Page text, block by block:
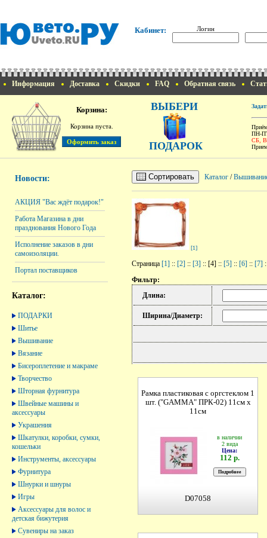
Кабинет: Логин
Информация Доставка Скидки FAQ Обратная связь
Корзина:
Корзина пуста.
ВЫБЕРИ
ПОДАРОК
ПН-
СБ,
Новости:
АКЦИЯ "Вас ждёт подарок!"
Работа Магазина в дни
празднования Нового Года
Исполнение заказов в дни
самоизоляции.
Портал поставщиков
Каталог:
ПОДАРКИ
Шитье
Вышивание
Вязание
Бисероплетение и макраме
Творчество
Шторная фурнитура
Швейные машины и
аксессуары
Украшения
Шкатулки, коробки, сумки,
кошельки
Инструменты, аксессуары
Фурнитура
Шнурки и шнуры
Игры
Аксессуары для волос и
детская бижутерия
Сувениры на заказ
Сортировать Каталог /
[1]
Страница [1] :: [2] :: [3] :: [4] :: [5] :: [6] :: [7]
Фильтр:
Длина:
Ширина/Диаметр:
Рамка пластиковая с оргстеклом 1
шт. ("GAMMA" ПРК-02) 11см х
11см
в наличии
2 вида
Цена:
112 р.
D07058